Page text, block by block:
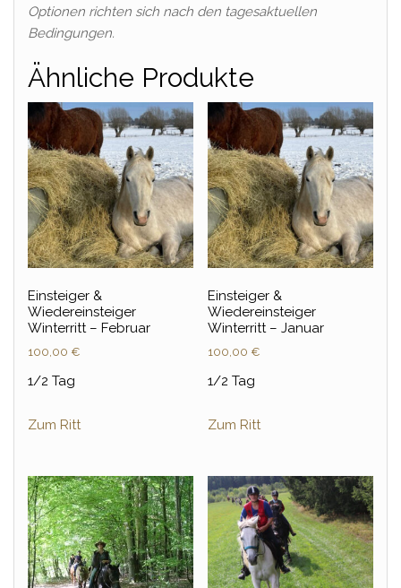
Optionen richten sich nach den tagesaktuellen
Bedingungen.
Ähnliche Produkte
Einsteiger &
Wiedereinsteiger
Winterritt – Februar
100,00 €
1/2 Tag
Zum Ritt
Einsteiger &
Wiedereinsteiger
Winterritt – Januar
100,00 €
1/2 Tag
Zum Ritt